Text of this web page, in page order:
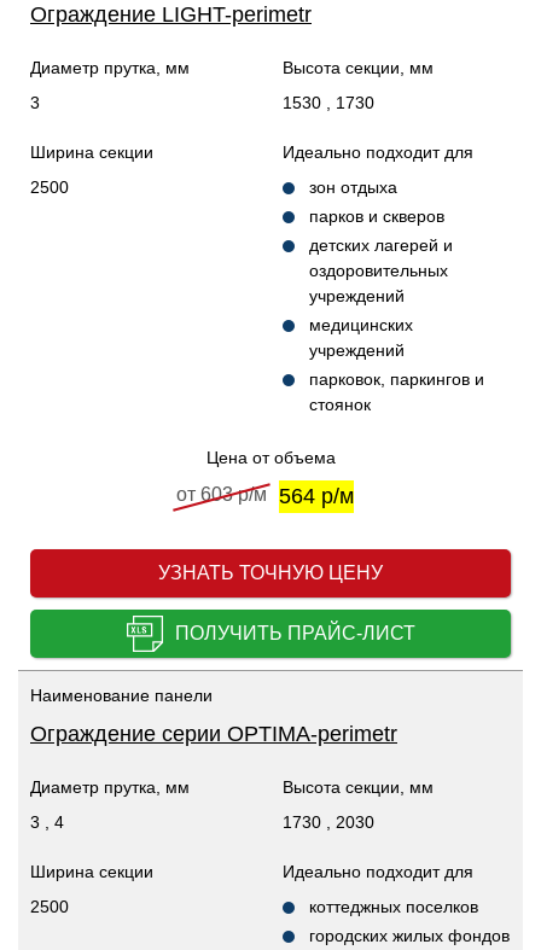
Ограждение LIGHT-perimetr
Диаметр прутка, мм
3
Высота секции, мм
1530 , 1730
Ширина секции
2500
Идеально подходит для
зон отдыха
парков и скверов
детских лагерей и
оздоровительных
учреждений
медицинских
учреждений
парковок, паркингов и
стоянок
Цена от объема
от 603 р/м 564 р/м
УЗНАТЬ ТОЧНУЮ ЦЕНУ
ПОЛУЧИТЬ ПРАЙС-ЛИСТ
Наименование панели
Ограждение серии OPTIMA-perimetr
Диаметр прутка, мм
3 , 4
Высота секции, мм
1730 , 2030
Ширина секции
2500
Идеально подходит для
коттеджных поселков
городских жилых фондов